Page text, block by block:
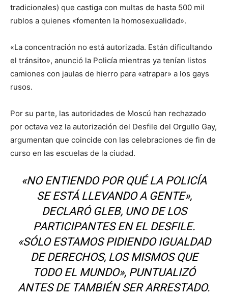
tradicionales) que castiga con multas de hasta 500 mil
rublos a quienes «fomenten la homosexualidad».
«La concentración no está autorizada. Están dificultando
el tránsito», anunció la Policía mientras ya tenían listos
camiones con jaulas de hierro para «atrapar» a los gays
rusos.
Por su parte, las autoridades de Moscú han rechazado
por octava vez la autorización del Desfile del Orgullo Gay,
argumentan que coincide con las celebraciones de fin de
curso en las escuelas de la ciudad.
«NO ENTIENDO POR QUÉ LA POLICÍA
SE ESTÁ LLEVANDO A GENTE»,
DECLARÓ GLEB, UNO DE LOS
PARTICIPANTES EN EL DESFILE.
«SÓLO ESTAMOS PIDIENDO IGUALDAD
DE DERECHOS, LOS MISMOS QUE
TODO EL MUNDO», PUNTUALIZÓ
ANTES DE TAMBIÉN SER ARRESTADO.